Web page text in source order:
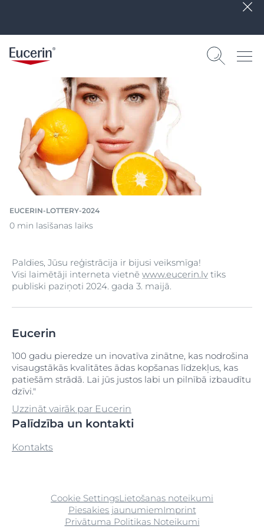
EUCERIN-LOTTERY-2024
0 min lasīšanas laiks
Paldies, Jūsu reģistrācija ir bijusi veiksmīga!
Visi laimētāji interneta vietnē www.eucerin.lv tiks
publiski paziņoti 2024. gada 3. maijā.
Eucerin
100 gadu pieredze un inovatīva zinātne, kas nodrošina
visaugstākās kvalitātes ādas kopšanas līdzekļus, kas
patiešām strādā. Lai jūs justos labi un pilnībā izbaudītu
dzīvi."
Uzzināt vairāk par Eucerin
Palīdzība un kontakti
Kontakts
Cookie SettingsLietošanas noteikumi
Piesakies jaunumiemImprint
Privātuma Politikas Noteikumi